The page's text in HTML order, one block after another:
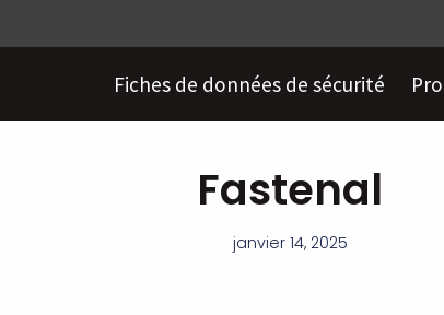
Fiches de données de sécurité
Fastenal
janvier 14, 2025